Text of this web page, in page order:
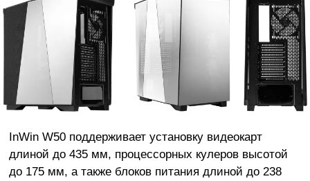
InWin W50 поддерживает установку видеокарт
длиной до 435 мм, процессорных кулеров высотой
до 175 мм, а также блоков питания длиной до 238